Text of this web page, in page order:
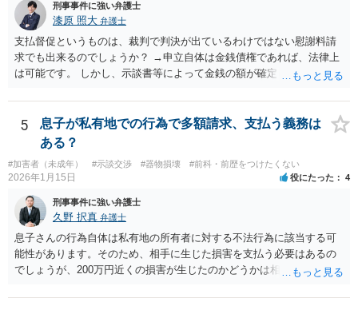
刑事事件に強い弁護士
漆原 照大 弁護士
支払督促というものは、裁判で判決が出ているわけではない慰謝料請
求でも出来るのでしょうか？ →申立自体は金銭債権であれば、法律上
は可能です。 しかし、示談書等によって金銭の額が確定していない損
見据えた検討になるかと存じます。 相手の職場に内容証明郵便を送る
のは何か罪に問われますか？ →会社は事件とは関係がないので最悪名
誉棄損に問われる可能性があります。住所等が不明であったり、どう
しても送達ができない場合に限り、相手方の承諾をとった上で送付す
ることは可能であると思います。 なお、旧姓を併記すること自体は問
題ありません。 参考条文 民事訴訟法 第三百八十五条 支払督促の申
立てが第三百八十二条若しくは第三百八十三条の規定に違反すると
き、又は申立ての趣旨から請求に理由がないことが明らかなときは、
その申立てを却下しなければならない。請求の一部につき支払督促を
発することができない場合におけるその一部についても、同様とす
る。
5
息子が私有地での行為で多額請求、支払う義務は
ある？
#加害者（未成年） #示談交渉 #器物損壊 #前科・前歴をつけたくない
2026年1月15日 役にたった 4
刑事事件に強い弁護士
久野 択真 弁護士
息子さんの行為自体は私有地の所有者に対する不法行為に該当する可
能性があります。そのため、相手に生じた損害を支払う必要はあるの
でしょうが、200万円近くの損害が生じたのかどうかは相手の方で立証
ントアウトして、お近くの弁護士に一度相談してみるのが良いと思い